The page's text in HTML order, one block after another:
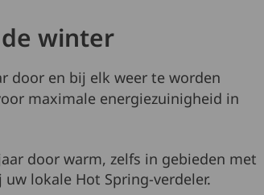
winter
door en bij elk weer te worden
maximale energiezuinigheid in
door warm, zelfs in gebieden met
lokale Hot Spring-verdeler.